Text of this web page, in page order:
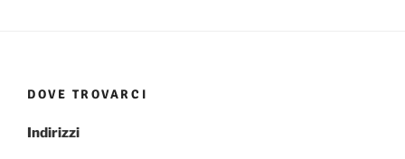
DOVE TROVARCI
Indirizzi